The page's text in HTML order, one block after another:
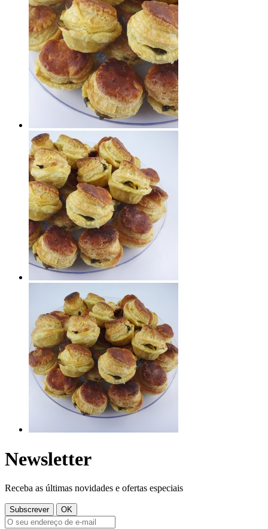
Newsletter
Receba as últimas novidades e ofertas especiais